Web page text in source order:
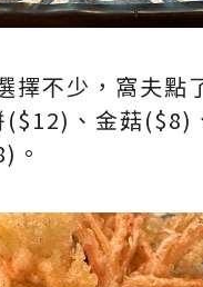
擇不少，窩夫點
、金菇($8)
。